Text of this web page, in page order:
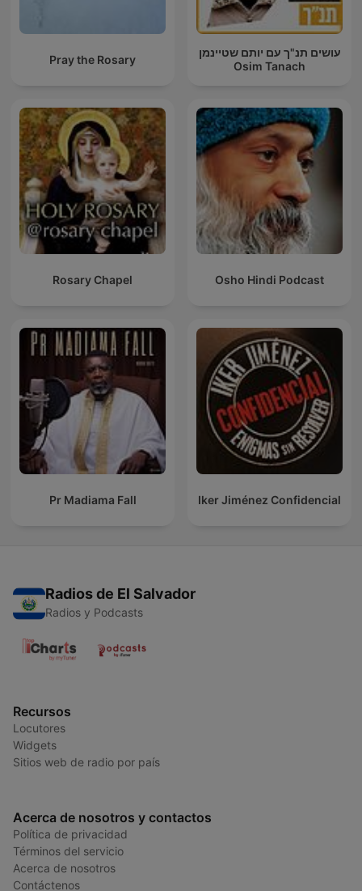
Pray the Rosary
עושים תנ"ך עם יותם שטיינמן
Osim Tanach
Rosary Chapel Osho Hindi Podcast
Pr Madiama Fall Iker Jiménez Confidencial
Radios de El Salvador
Radios y Podcasts
Recursos
Locutores
Widgets
Sitios web de radio por país
Acerca de nosotros y contactos
Política de privacidad
Términos del servicio
Acerca de nosotros
Contáctenos